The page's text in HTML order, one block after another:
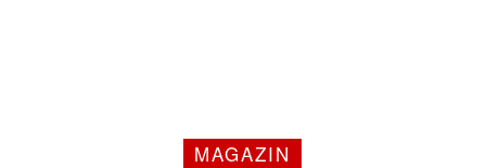
MAGAZIN